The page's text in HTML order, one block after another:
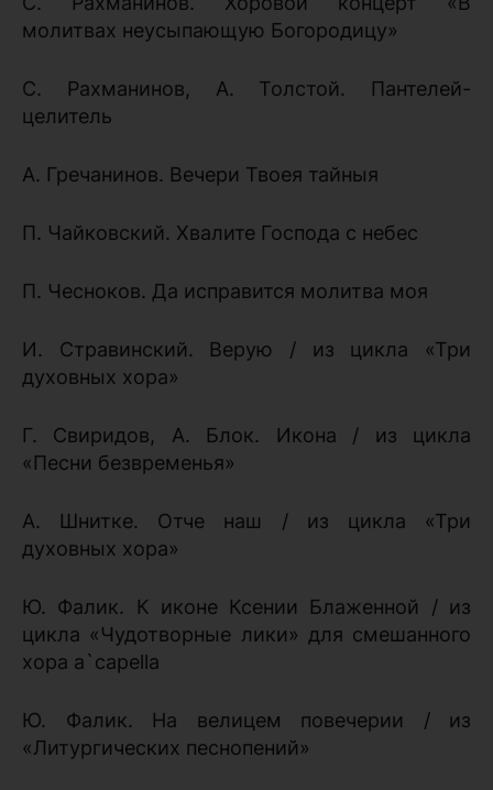
молитвах неусыпающую Богородицу»
С. Рахманинов, А. Толстой. Пантелей-
целитель
А. Гречанинов. Вечери Твоея тайныя
П. Чайковский. Хвалите Господа с небес
П. Чесноков. Да исправится молитва моя
И. Стравинский. Верую / из цикла «Три
духовных хора»
Г. Свиридов, А. Блок. Икона / из цикла
«Песни безвременья»
А. Шнитке. Отче наш / из цикла «Три
духовных хора»
Ю. Фалик. К иконе Ксении Блаженной / из
цикла «Чудотворные лики» для смешанного
хора a`capella
Ю. Фалик. На велицем повечерии / из
«Литургических песнопений»